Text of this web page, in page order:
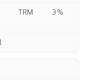
TRM 3 %